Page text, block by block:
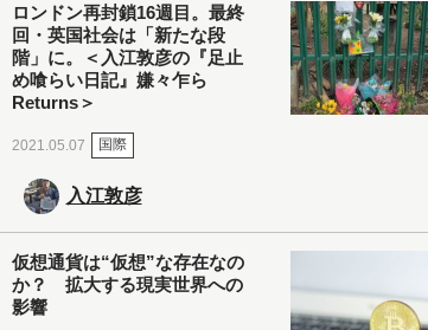
ロンドン再封鎖16週目。最終
回・英国社会は「新たな段
階」に。＜入江敦彦の『足止
め喰らい日記』嫌々乍ら
Returns＞
2021.05.07 国際
入江敦彦
仮想通貨は“仮想”な存在なの
か？ 拡大する現実世界への
影響